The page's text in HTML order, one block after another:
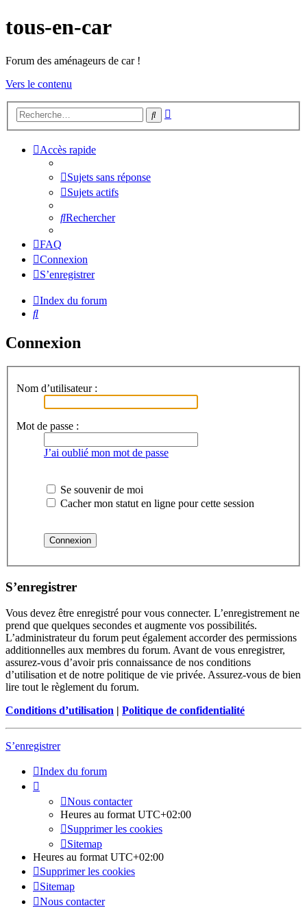
tous-en-car
Forum des aménageurs de car !
Vers le contenu
Rechercher
Accès rapide
Sujets sans réponse
Sujets actifs
Rechercher
FAQ
Connexion
S’enregistrer
Index du forum
Rechercher
Connexion
Nom d’utilisateur :
Mot de passe :
J’ai oublié mon mot de passe
Se souvenir de moi
Cacher mon statut en ligne pour cette session
S’enregistrer
Vous devez être enregistré pour vous connecter. L’enregistrement ne
prend que quelques secondes et augmente vos possibilités.
L’administrateur du forum peut également accorder des permissions
additionnelles aux membres du forum. Avant de vous enregistrer,
assurez-vous d’avoir pris connaissance de nos conditions
d’utilisation et de notre politique de vie privée. Assurez-vous de bien
lire tout le règlement du forum.
Conditions d’utilisation | Politique de confidentialité
S’enregistrer
Index du forum
Nous contacter
Heures au format UTC+02:00
Supprimer les cookies
Sitemap
Heures au format UTC+02:00
Supprimer les cookies
Sitemap
Nous contacter